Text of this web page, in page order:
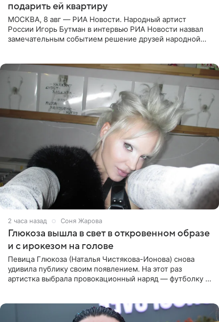
подарить ей квартиру
МОСКВА, 8 авг — РИА Новости. Народный артист
России Игорь Бутман в интервью РИА Новости назвал
замечательным событием решение друзей народной
2 часа назад Соня Жарова
Глюкоза вышла в свет в откровенном образе
и с ирокезом на голове
Певица Глюкоза (Наталья Чистякова-Ионова) снова
удивила публику своим появлением. На этот раз
артистка выбрала провокационный наряд — футболку с